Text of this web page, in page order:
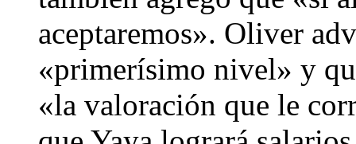
aceptaremos». Oliver
«primerísimo nivel» y
«la valoración que le